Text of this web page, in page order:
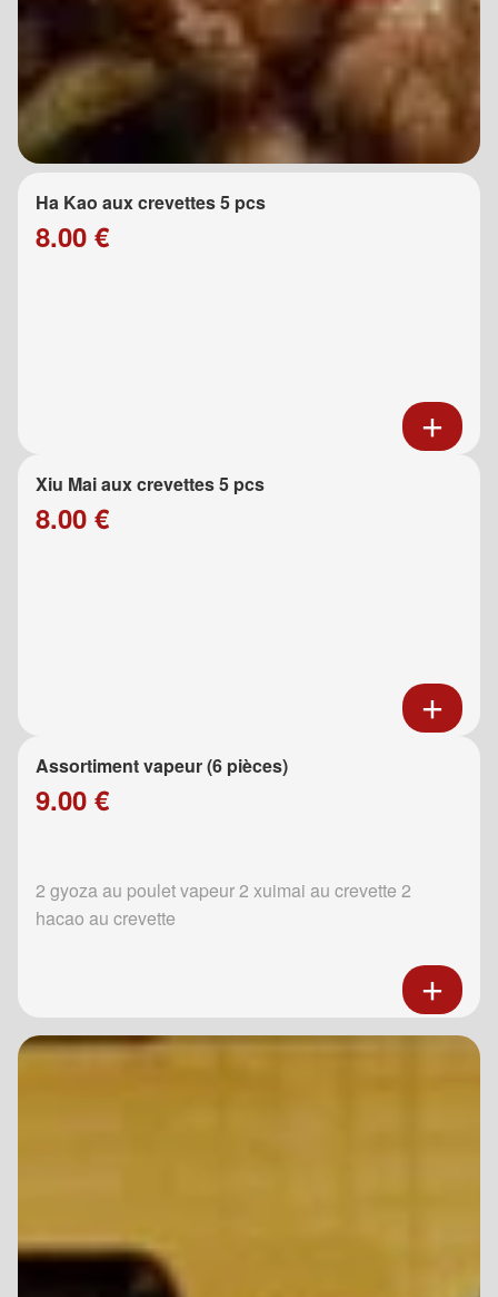
Ha Kao aux crevettes 5 pcs
8.00 €
Xiu Mai aux crevettes 5 pcs
8.00 €
Assortiment vapeur (6 pièces)
9.00 €
2 gyoza au poulet vapeur 2 xuimai au crevette 2
hacao au crevette